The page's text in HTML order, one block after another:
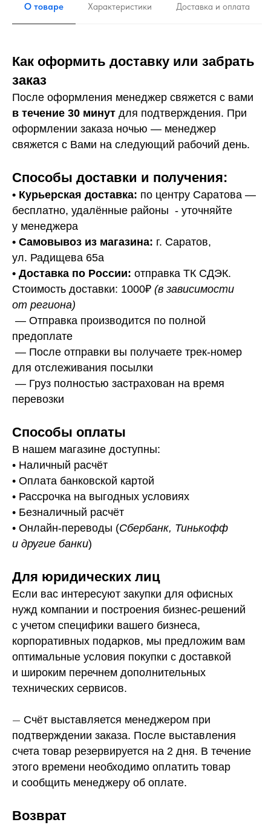
О товаре Характеристики Доставка и оплата
Как оформить доставку или забрать
заказ
После оформления менеджер свяжется с вами
в течение 30 минут для подтверждения. При
оформлении заказа ночью — менеджер
свяжется с Вами на следующий рабочий день.
Способы доставки и получения:
• Курьерская доставка: по центру Саратова —
бесплатно, удалённые районы - уточняйте
у менеджера
• Самовывоз из магазина: г. Саратов,
ул. Радищева 65а
• Доставка по России: отправка ТК СДЭК.
Стоимость доставки: 1000₽ (в зависимости
от региона)
— Отправка производится по полной
предоплате
— После отправки вы получаете трек-номер
для отслеживания посылки
— Груз полностью застрахован на время
перевозки
Способы оплаты
В нашем магазине доступны:
• Наличный расчёт
• Оплата банковской картой
• Рассрочка на выгодных условиях
• Безналичный расчёт
• Онлайн-переводы (Сбербанк, Тинькофф
и другие банки)
Для юридических лиц
Если вас интересуют закупки для офисных
нужд компании и построения бизнес-решений
с учетом специфики вашего бизнеса,
корпоративных подарков, мы предложим вам
оптимальные условия покупки с доставкой
и широким перечнем дополнительных
технических сервисов.
— Счёт выставляется менеджером при
подтверждении заказа. После выставления
счета товар резервируется на 2 дня. В течение
этого времени необходимо оплатить товар
и сообщить менеджеру об оплате.
Возврат